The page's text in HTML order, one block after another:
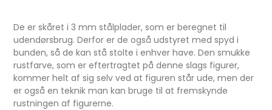
De er skåret i 3 mm stålplader, som er beregnet til
udendørsbrug. Derfor er de også udstyret med spyd i
bunden, så de kan stå stolte i enhver have. Den smukke
rustfarve, som er eftertragtet på denne slags figurer,
kommer helt af sig selv ved at figuren står ude, men der
er også en teknik man kan bruge til at fremskynde
rustningen af figurerne.